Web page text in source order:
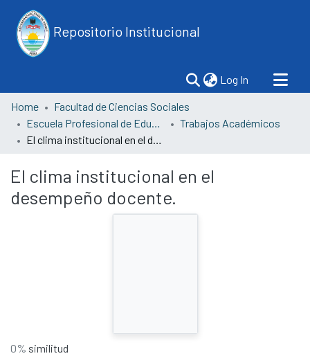
Repositorio Institucional
Log In (current)
Home
Facultad de Ciencias Sociales
Escuela Profesional de Educación
Trabajos Académicos
El clima institucional en el desempeño docente.
El clima institucional en el
desempeño docente.
0% similitud